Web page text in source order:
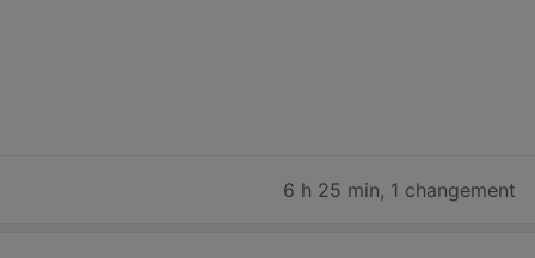
6 h 25 min, 1 changement